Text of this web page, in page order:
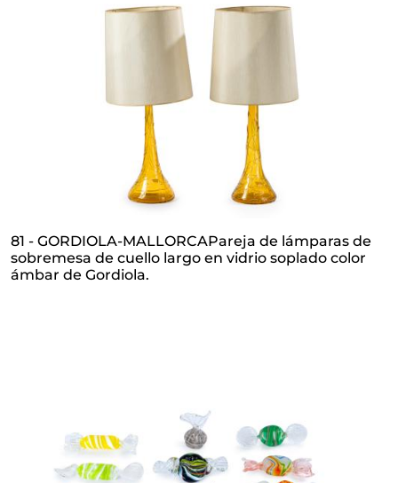
mezclan las formas europeas con la decoración de
motivos orientales y la laca oriental, que siempre ha
sido muy apreciada en occidente por su
81 - GORDIOLA-MALLORCAPareja de lámparas de
sobremesa de cuello largo en vidrio soplado color
ámbar de Gordiola.